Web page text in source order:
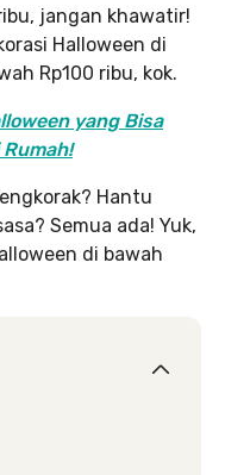
jangan khawatir!
Halloween di
Rp100 ribu, kok.
yang Bisa
Hantu
Semua ada! Yuk,
di bawah